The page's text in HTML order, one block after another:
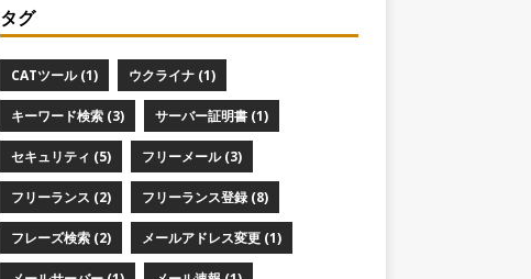
タグ
CATツール (1) ウクライナ (1)
キーワード検索 (3) サーバー証明書 (1)
セキュリティ (5) フリーメール (3)
フリーランス (2) フリーランス登録 (8)
フレーズ検索 (2) メールアドレス変更 (1)